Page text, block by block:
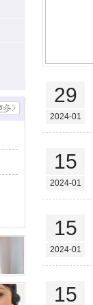
29
2024-01
15
2024-01
15
2024-01
15